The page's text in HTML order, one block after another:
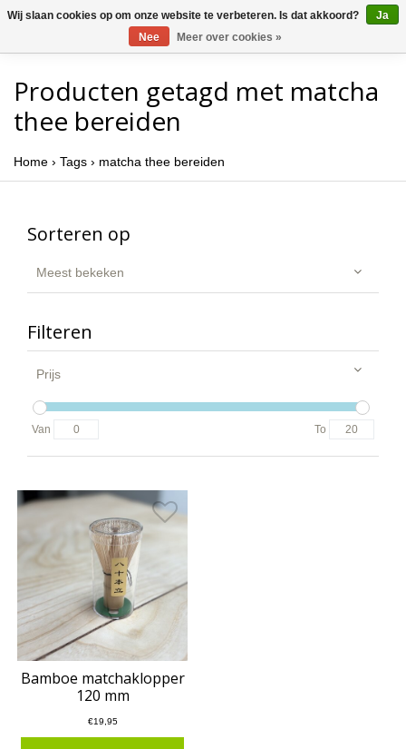
Producten getagd met matcha
thee bereiden
Home › Tags › matcha thee bereiden
Sorteren op
Meest bekeken
Filteren
Prijs
Van To
Bamboe matchaklopper
120 mm
€19,95
Wij slaan cookies op om onze website te verbeteren. Is dat akkoord?
Ja
Nee
Meer over cookies »